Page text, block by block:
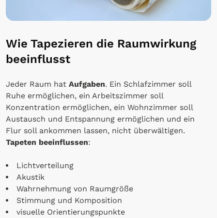
Wie Tapezieren die Raumwirkung
beeinflusst
Jeder Raum hat Aufgaben. Ein Schlafzimmer soll
Ruhe ermöglichen, ein Arbeitszimmer soll
Konzentration ermöglichen, ein Wohnzimmer soll
Austausch und Entspannung ermöglichen und ein
Flur soll ankommen lassen, nicht überwältigen.
Tapeten beeinflussen:
Lichtverteilung
Akustik
Wahrnehmung von Raumgröße
Stimmung und Komposition
visuelle Orientierungspunkte